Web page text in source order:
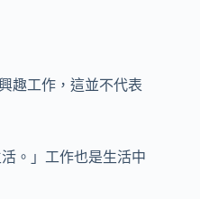
趣工作，這並不代表
。」工作也是生活中